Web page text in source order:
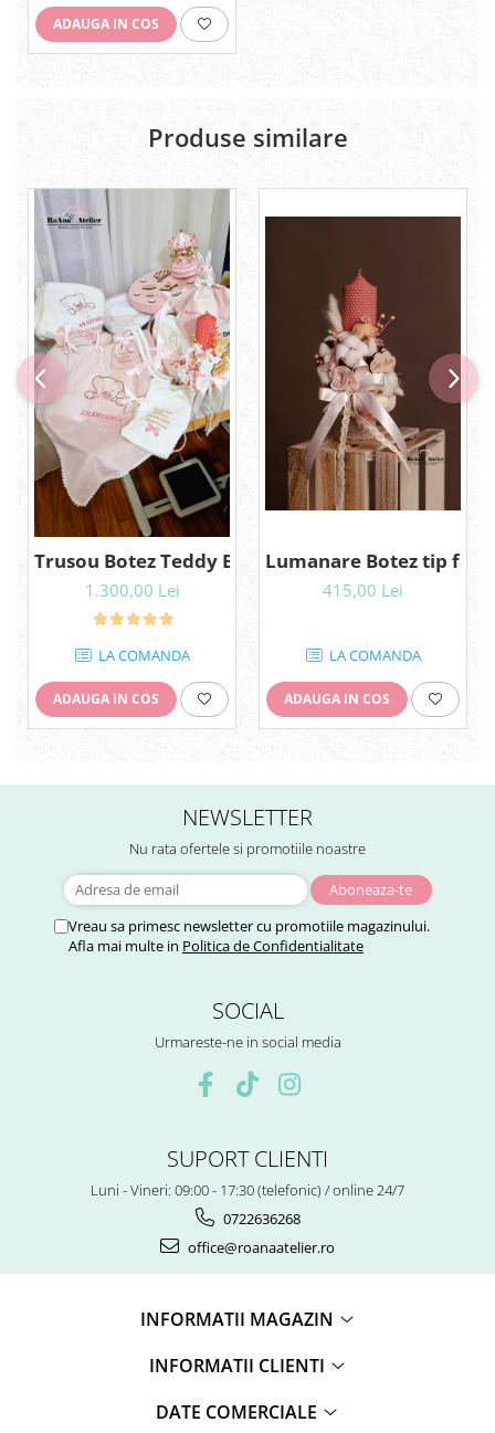
ADAUGA IN COS
Produse similare
Trusou Botez Teddy Bear complet cu lumanare
1.300,00 Lei
LA COMANDA
ADAUGA IN COS
Lumanare Botez tip
415,00 Lei
LA COMANDA
ADAUGA IN COS
NEWSLETTER
Nu rata ofertele si promotiile noastre
Vreau sa primesc newsletter cu promotiile magazinului.
Afla mai multe in Politica de Confidentialitate
SOCIAL
Urmareste-ne in social media
SUPORT CLIENTI
Luni - Vineri: 09:00 - 17:30 (telefonic) / online 24/7
0722636268
office@roanaatelier.ro
INFORMATII MAGAZIN
INFORMATII CLIENTI
DATE COMERCIALE